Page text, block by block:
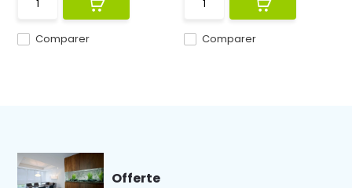
Comparer Comparer
Offerte